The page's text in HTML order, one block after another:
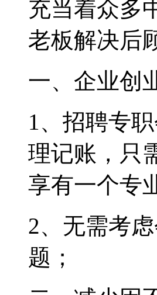
充当着众多
老板解决后
一、企业创
1、招聘专
理记账，只
享有一个专
2、无需考
题；